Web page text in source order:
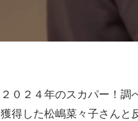
２０２４年のスカパー！調
獲得した松嶋菜々子さんと